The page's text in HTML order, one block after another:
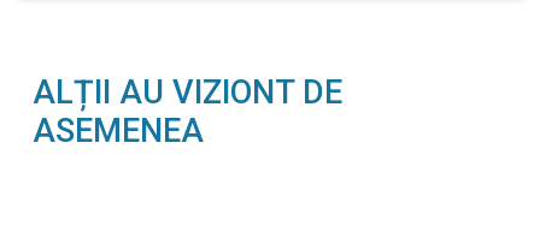
ALȚII AU VIZIONT DE
ASEMENEA